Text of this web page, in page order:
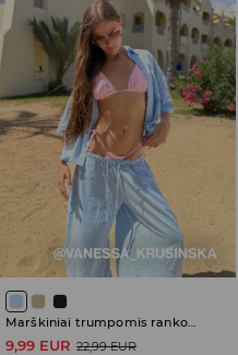
Marškiniai trumpomis rankovėmis
9,99 EUR 22,99 EUR